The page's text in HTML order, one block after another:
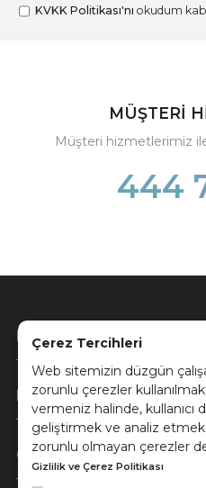
Çerez Tercihleri
Web sitemizin düzgün
zorunlu çerezler
vermeniz halinde, kullanıcı
geliştirmek ve analiz etmek
zorunlu olmayan çerezler
Gizlilik ve Çerez Politikası
KVKK Politikası'nı okudum
MÜŞTERİ
Müşteri hizmetlerimiz
444
Kurumsal
Müşteri Hizmetleri
Ödeme